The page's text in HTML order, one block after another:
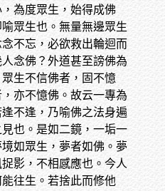
為度眾生，始得成佛
眾生也。無量無邊眾生
不忘，必欲救出輪迴而
念佛？外道甚至謗佛為
生不信佛者，固不憶
亦不憶佛。故云一專為
不逢，乃喻佛之法身遍
也。是如二鏡，一垢一
如眾生，夢者如佛。夢
影，不相感應也。今人
往生。若捨此而修他